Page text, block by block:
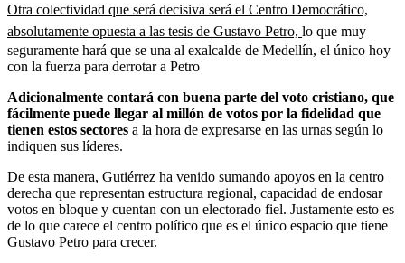
Otra colectividad que será decisiva será el Centro Democrático,
absolutamente opuesta a las tesis de Gustavo Petro, lo que muy
seguramente hará que se una al exalcalde de Medellín, el único hoy
con la fuerza para derrotar a Petro
Adicionalmente contará con buena parte del voto cristiano, que
fácilmente puede llegar al millón de votos por la fidelidad que
tienen estos sectores a la hora de expresarse en las urnas según lo
indiquen sus líderes.
De esta manera, Gutiérrez ha venido sumando apoyos en la centro
derecha que representan estructura regional, capacidad de endosar
votos en bloque y cuentan con un electorado fiel. Justamente esto es
de lo que carece el centro político que es el único espacio que tiene
Gustavo Petro para crecer.